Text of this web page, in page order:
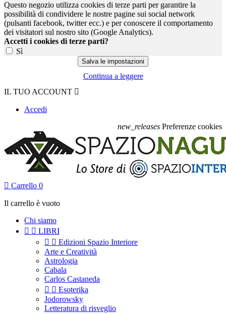
Questo negozio utilizza cookies di terze parti per garantire la
possibilità di condividere le nostre pagine sui social network
(pulsanti facebook, twitter ecc.) e per conoscere il comportamento
dei visitatori sul nostro sito (Google Analytics).
Accetti i cookies di terze parti?
Sì
Continua a leggere
IL TUO ACCOUNT 
Accedi
new_releases Preferenze cookies
 Carrello 0
Il carrello è vuoto
Chi siamo
  LIBRI
  Edizioni Spazio Interiore
Arte e Creatività
Astrologia
Cabala
Carlos Castaneda
  Esoterika
Jodorowsky
Letteratura di risveglio